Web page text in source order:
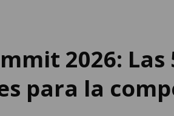
2026:
para la